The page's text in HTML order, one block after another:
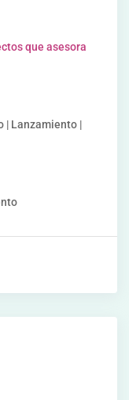
que asesora
| Lanzamiento |